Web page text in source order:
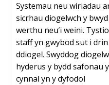
Systemau neu wiriadau
sicrhau diogelwch y bwyd
werthu neu’i weini.
staff yn gwybod sut i
ddiogel. Swyddog
hyderus y bydd safonau
cynnal yn y dyfodol